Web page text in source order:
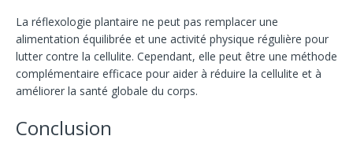
La réflexologie plantaire ne peut pas remplacer une
alimentation équilibrée et une activité physique régulière pour
lutter contre la cellulite. Cependant, elle peut être une méthode
complémentaire efficace pour aider à réduire la cellulite et à
améliorer la santé globale du corps.
Conclusion